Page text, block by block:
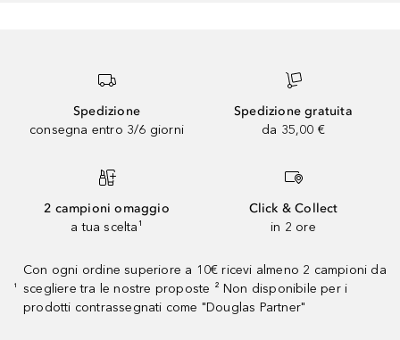
Spedizione
consegna entro 3/6 giorni
Spedizione gratuita
da 35,00 €
2 campioni omaggio
a tua scelta¹
Click & Collect
in 2 ore
¹
Con ogni ordine superiore a 10€ ricevi almeno 2 campioni da
scegliere tra le nostre proposte ² Non disponibile per i
prodotti contrassegnati come "Douglas Partner"